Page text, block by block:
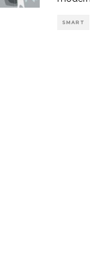
SMART